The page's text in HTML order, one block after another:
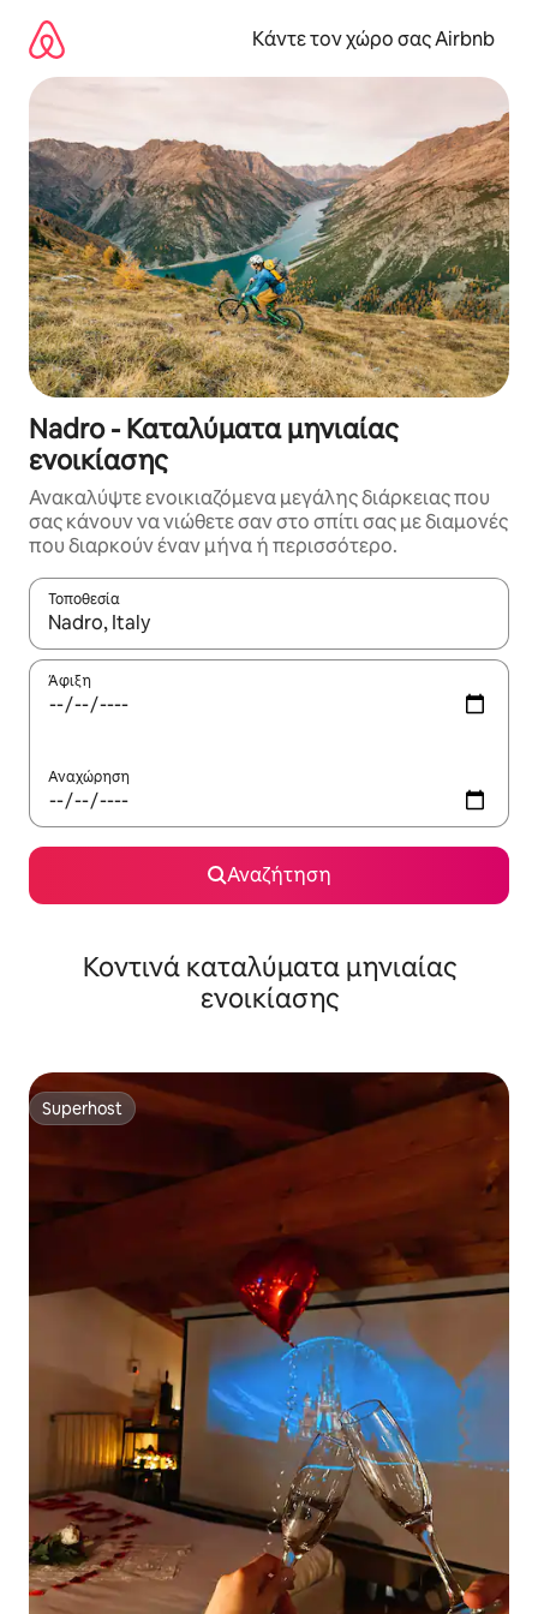
περιεχόμενο
Κάντε τον χώρο σας Airbnb
Nadro - Καταλύματα μηνιαίας
ενοικίασης
Ανακαλύψτε ενοικιαζόμενα μεγάλης διάρκειας που
σας κάνουν να νιώθετε σαν στο σπίτι σας με διαμονές
που διαρκούν έναν μήνα ή περισσότερο.
Τοποθεσία
Όταν τα αποτελέσματα είναι διαθέσιμα, μπορείτε να
Άφιξη
Αναχώρηση
Αναζήτηση
Κοντινά καταλύματα μηνιαίας
ενοικίασης
Superhost
Superhost